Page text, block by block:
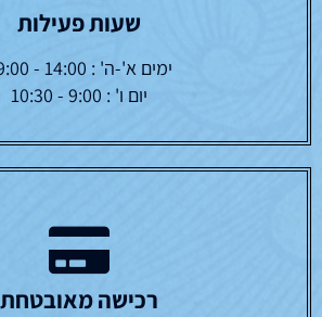
שעות פעילות
ימים א'-ה' : 14:00 - 19:00
יום ו' : 9:00 - 10:30
רכישה מאובטחת